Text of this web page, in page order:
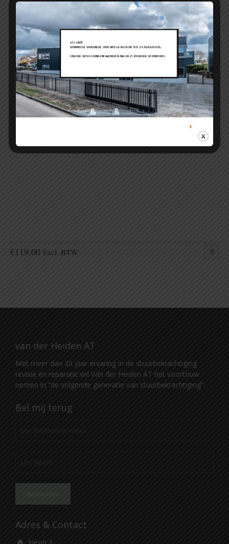
€119,00 Excl. BTW
van der Heiden AT
Met meer dan 20 jaar ervaring in de stuurbekrachtiging
revisie en reparatie wil Van der Heiden AT het voortouw
nemen in “de volgende generatie van stuurbekrachtiging”.
Bel mij terug
Adres & Contact